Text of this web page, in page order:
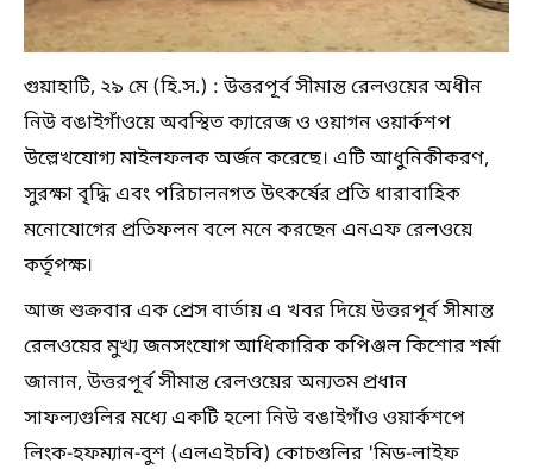
গুয়াহাটি, ২৯ মে (হি.স.) : উত্তরপূর্ব সীমান্ত রেলওয়ের অধীন
নিউ বঙাইগাঁওয়ে অবস্থিত ক্যারেজ ও ওয়াগন ওয়ার্কশপ
উল্লেখযোগ্য মাইলফলক অর্জন করেছে। এটি আধুনিকীকরণ,
সুরক্ষা বৃদ্ধি এবং পরিচালনগত উৎকর্ষের প্রতি ধারাবাহিক
মনোযোগের প্রতিফলন বলে মনে করছেন এনএফ রেলওয়ে
কর্তৃপক্ষ।
আজ শুক্রবার এক প্রেস বার্তায় এ খবর দিয়ে উত্তরপূর্ব সীমান্ত
রেলওয়ের মুখ্য জনসংযোগ আধিকারিক কপিঞ্জল কিশোর শর্মা
জানান, উত্তরপূর্ব সীমান্ত রেলওয়ের অন্যতম প্রধান
সাফল্যগুলির মধ্যে একটি হলো নিউ বঙাইগাঁও ওয়ার্কশপে
লিংক-হফম্যান-বুশ (এলএইচবি) কোচগুলির 'মিড-লাইফ